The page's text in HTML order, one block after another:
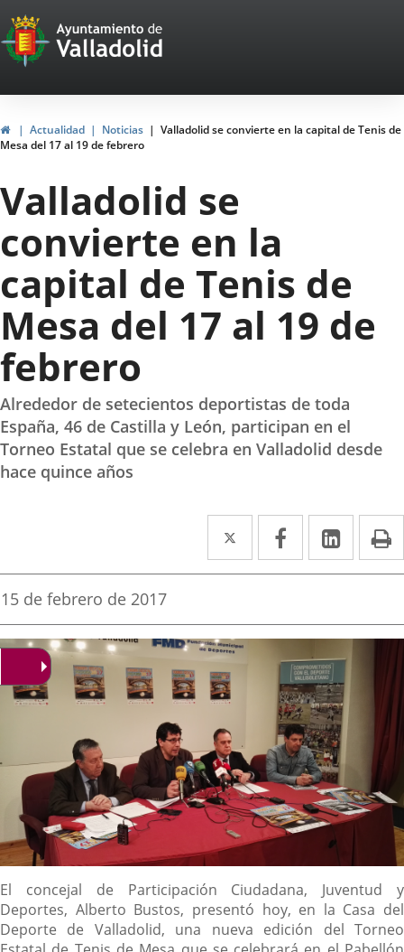
Portal
Web
del
Ayuntamiento
de
Valladolid
HomeActualidad Noticias
Valladolid se convierte en la capital de Tenis de
Mesa del 17 al 19 de febrero
Valladolid se
convierte en la
capital de Tenis de
Mesa del 17 al 19 de
febrero
Alrededor de setecientos deportistas de toda
España, 46 de Castilla y León, participan en el
Torneo Estatal que se celebra en Valladolid desde
hace quince años
Twitter
Enlace
a
aplicación
externa.
Facebook
Enlace
a
aplicación
externa.
Enlace
a
Fecha
la
noticia
15 de febrero de 2017
Descripción
El concejal de Participación Ciudadana, Juventud y
Deportes, Alberto Bustos, presentó hoy, en la Casa del
Deporte de Valladolid, una nueva edición del Torneo